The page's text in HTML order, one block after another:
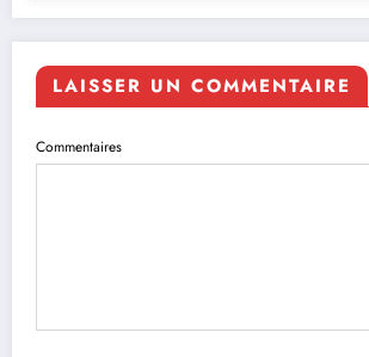
LAISSER UN COMMENTAIRE
Commentaires